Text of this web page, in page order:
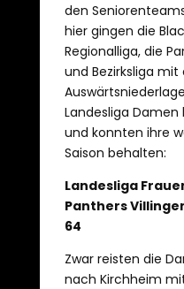
den
hier gingen die
Regionalliga, die
und Bezirksliga mit
Landesliga
und konnten ihre
Saison behalten:
Landesliga
Panthers
64
Zwar reisten die
nach Kirchheim